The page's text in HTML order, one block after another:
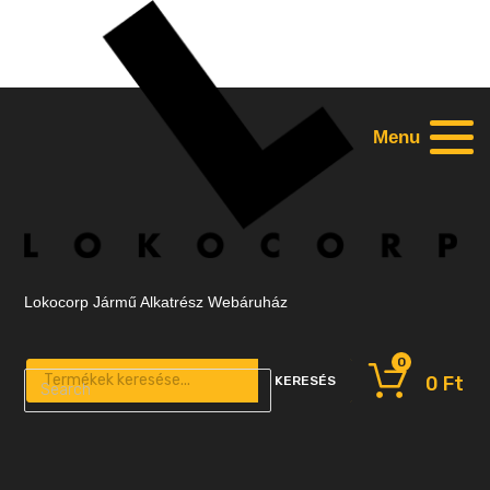
Products search
KERESÉS 0 Ft
0
Lokocorp Jármű Alkatrész Webáruház
Menu